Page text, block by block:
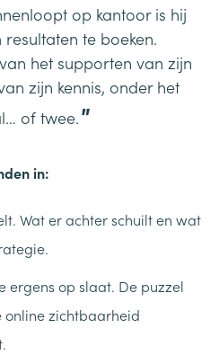
op kantoor is hij
te boeken.
het supporten van zijn
zijn kennis, onder het
of twee."
in:
Wat er achter schuilt en wat
ergens op slaat. De puzzel
zichtbaarheid